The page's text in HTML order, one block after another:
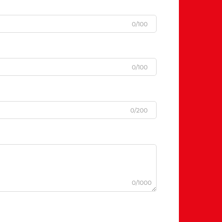
0/100
0/100
0/200
0/1000